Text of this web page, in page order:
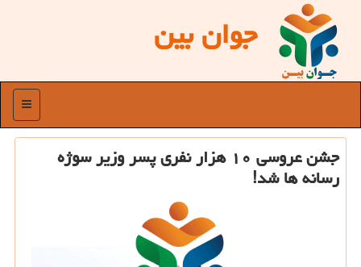
جوان بین
منو
جشن عروسی ۱۰ هزار نفری پسر وزیر سوژه
رسانه ها شد!